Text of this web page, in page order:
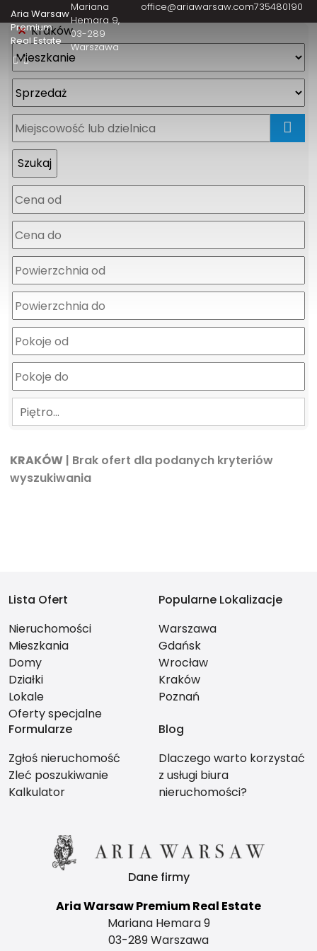
Aria Warsaw
Premium
Real Estate
Mariana
Hemara 9
03-289
Warszawa
office@ariawarsaw.com735480190
Kraków
Piętro…
KRAKÓW | Brak ofert dla podanych kryteriów
wyszukiwania
Lista Ofert
Nieruchomości
Mieszkania
Domy
Działki
Lokale
Oferty specjalne
Popularne Lokalizacje
Warszawa
Gdańsk
Wrocław
Kraków
Poznań
Formularze
Zgłoś nieruchomość
Zleć poszukiwanie
Kalkulator
Blog
Dlaczego warto korzystać
z usługi biura
nieruchomości?
Dane firmy
Aria Warsaw Premium Real Estate
Mariana Hemara 9
03-289 Warszawa